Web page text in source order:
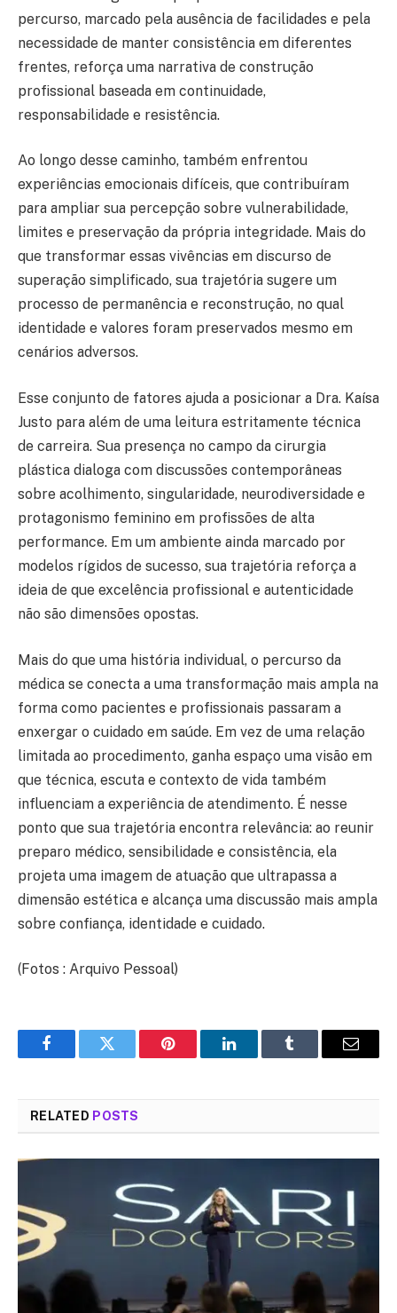
percurso, marcado pela ausência de facilidades e pela
necessidade de manter consistência em diferentes
frentes, reforça uma narrativa de construção
profissional baseada em continuidade,
responsabilidade e resistência.
Ao longo desse caminho, também enfrentou
experiências emocionais difíceis, que contribuíram
para ampliar sua percepção sobre vulnerabilidade,
limites e preservação da própria integridade. Mais do
que transformar essas vivências em discurso de
superação simplificado, sua trajetória sugere um
processo de permanência e reconstrução, no qual
identidade e valores foram preservados mesmo em
cenários adversos.
Esse conjunto de fatores ajuda a posicionar a Dra. Kaísa
Justo para além de uma leitura estritamente técnica
de carreira. Sua presença no campo da cirurgia
plástica dialoga com discussões contemporâneas
sobre acolhimento, singularidade, neurodiversidade e
protagonismo feminino em profissões de alta
performance. Em um ambiente ainda marcado por
modelos rígidos de sucesso, sua trajetória reforça a
ideia de que excelência profissional e autenticidade
não são dimensões opostas.
Mais do que uma história individual, o percurso da
médica se conecta a uma transformação mais ampla na
forma como pacientes e profissionais passaram a
enxergar o cuidado em saúde. Em vez de uma relação
limitada ao procedimento, ganha espaço uma visão em
que técnica, escuta e contexto de vida também
influenciam a experiência de atendimento. É nesse
ponto que sua trajetória encontra relevância: ao reunir
preparo médico, sensibilidade e consistência, ela
projeta uma imagem de atuação que ultrapassa a
dimensão estética e alcança uma discussão mais ampla
sobre confiança, identidade e cuidado.
(Fotos : Arquivo Pessoal)
FacebookTwitter Pinterest LinkedInTumblr Email
RELATED POSTS